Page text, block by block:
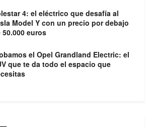
4: el eléctrico que desafía al
Model Y con un precio por debajo
50.000 euros
el Opel Grandland Electric: el
que te da todo el espacio que